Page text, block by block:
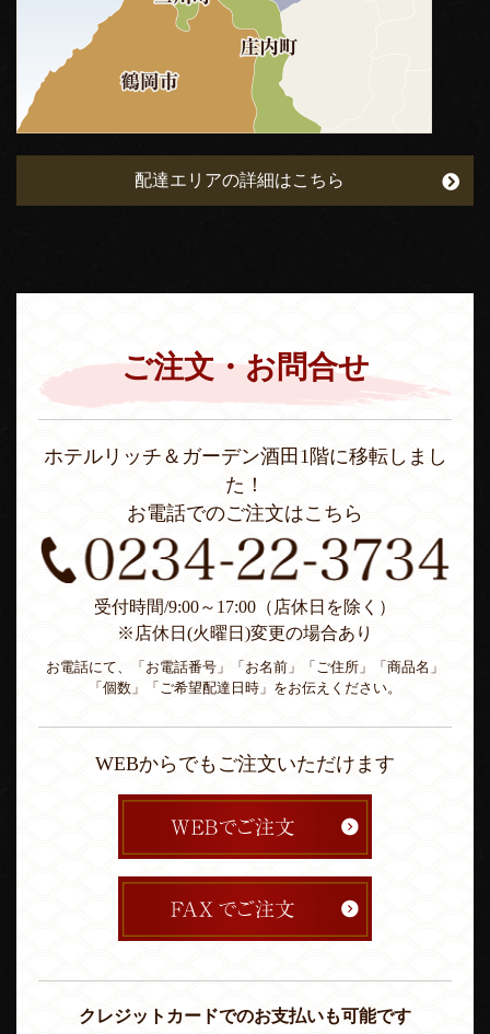
配達エリアの詳細はこちら
ご注文・お問合せ
ホテルリッチ＆ガーデン酒田1階に移転しまし
た！
お電話でのご注文はこちら
受付時間/9:00～17:00（店休日を除く）
※店休日(火曜日)変更の場合あり
お電話にて、「お電話番号」「お名前」「ご住所」「商品名」
「個数」「ご希望配達日時」をお伝えください。
WEBからでもご注文いただけます
クレジットカードでのお支払いも可能です